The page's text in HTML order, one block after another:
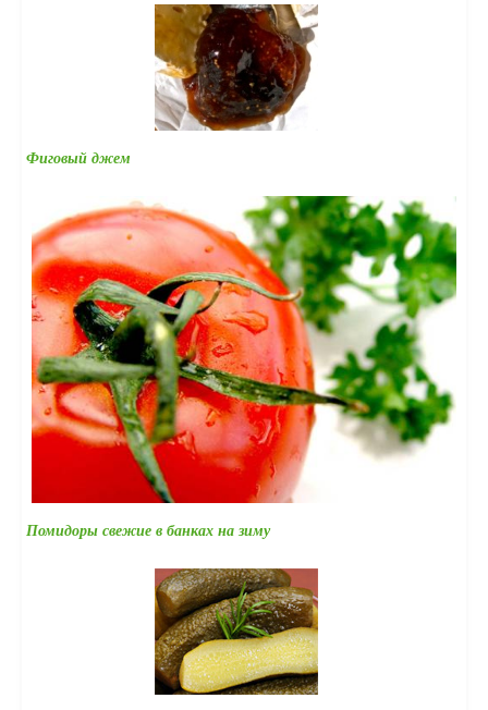
Фиговый джем
Помидоры свежие в банках на зиму